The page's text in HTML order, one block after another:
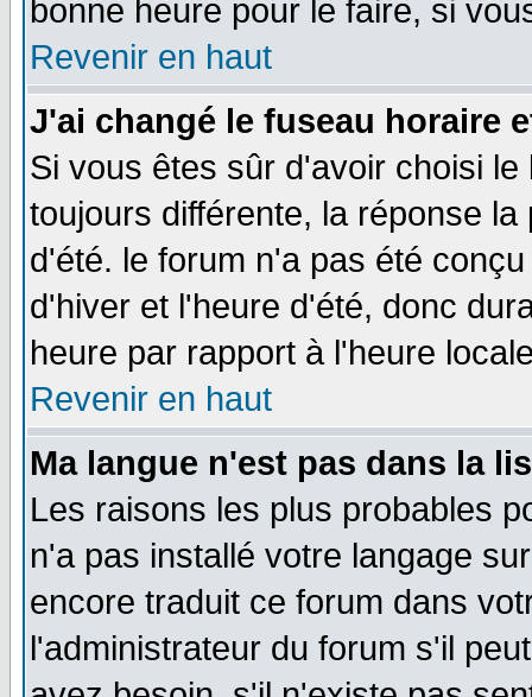
bonne heure pour le faire, si
Revenir en haut
J'ai changé le fuseau horaire
Si vous êtes sûr d'avoir choisi
toujours différente, la réponse
d'été. le forum n'a pas été
d'hiver et l'heure d'été, donc
heure par rapport à l'heure
Revenir en haut
Ma langue n'est pas dans la
Les raisons les plus probables
n'a pas installé votre langage
encore traduit ce forum dans
l'administrateur du forum s'il